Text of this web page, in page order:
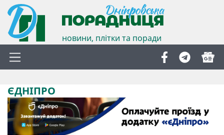
новини, плітки та поради
ЄДНІПРО